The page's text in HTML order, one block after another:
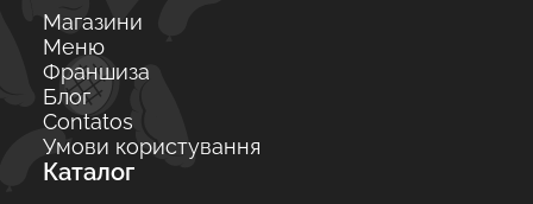
Магазини
Меню
Франшиза
Блог
Contatos
Умови користування
Каталог